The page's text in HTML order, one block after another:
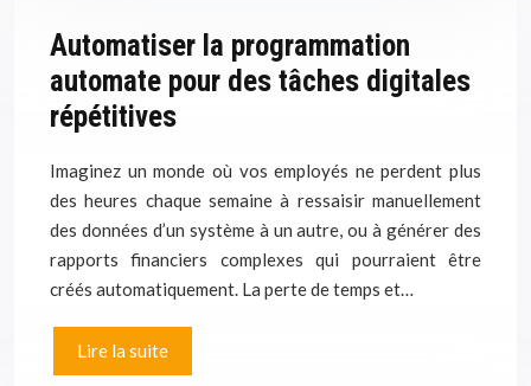
Automatiser la programmation
automate pour des tâches digitales
répétitives
Imaginez un monde où vos employés ne perdent plus
des heures chaque semaine à ressaisir manuellement
des données d’un système à un autre, ou à générer des
rapports financiers complexes qui pourraient être
créés automatiquement. La perte de temps et…
Lire la suite